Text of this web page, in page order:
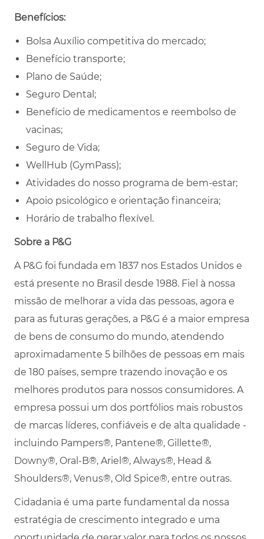
Benefícios:
Bolsa Auxílio competitiva do mercado;
Benefício transporte;
Plano de Saúde;
Seguro Dental;
Benefício de medicamentos e reembolso de
vacinas;
Seguro de Vida;
WellHub (GymPass);
Atividades do nosso programa de bem-estar;
Apoio psicológico e orientação financeira;
Horário de trabalho flexível.
Sobre a P&G
A P&G foi fundada em 1837 nos Estados Unidos e
está presente no Brasil desde 1988. Fiel à nossa
missão de melhorar a vida das pessoas, agora e
para as futuras gerações, a P&G é a maior empresa
de bens de consumo do mundo, atendendo
aproximadamente 5 bilhões de pessoas em mais
de 180 países, sempre trazendo inovação e os
melhores produtos para nossos consumidores. A
empresa possui um dos portfólios mais robustos
de marcas líderes, confiáveis e de alta qualidade -
incluindo Pampers®, Pantene®, Gillette®,
Downy®, Oral-B®, Ariel®, Always®, Head &
Shoulders®, Venus®, Old Spice®, entre outras.
Cidadania é uma parte fundamental da nossa
estratégia de crescimento integrado e uma